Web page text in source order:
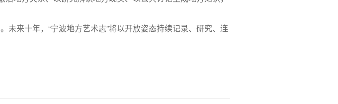
来十年，“宁波地方艺术志”将以开放姿态持续记录、研究、连